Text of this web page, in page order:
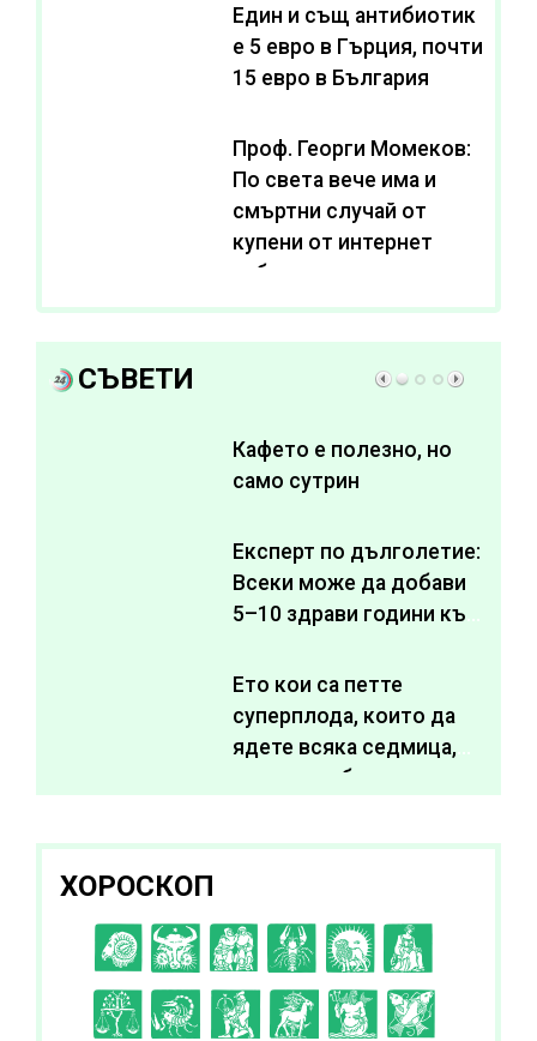
Един и същ антибиотик
e 5 евро в Гърция, почти
15 евро в България
Проф. Георги Момеков:
По света вече има и
смъртни случай от
купени от интернет
субстанции за
отслабване
СЪВЕТИ
Кафето е полезно, но
само сутрин
Експерт по дълголетие:
Всеки може да добави
5–10 здрави години към
Ето кои са петте
суперплода, които да
ядете всяка седмица,
за да подобрите
ХОРОСКОП
C D EFGH
I J K L A B